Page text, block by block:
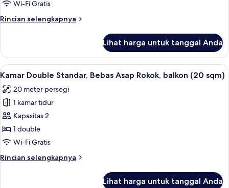
Asap
sqm)
Wi-Fi Gratis
Rincian selengkapnya
Rincian
Kamar
Double
Standar,
Asap
Rokok
sqm)
Lihat harga untuk tanggal Anda
Lihat
semua
foto
untuk
Kamar
Double
Standar,
Asap
Kamar Double Standar, Bebas Asap
4
Kamar Double Standar, Bebas Asap Rokok, balkon (20 sqm)
20 meter persegi
1 kamar tidur
Kapasitas 2
1 double
Wi-Fi Gratis
Rincian selengkapnya
Rincian
Lihat harga untuk tanggal Anda